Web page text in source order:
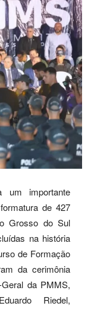
um importante
de 427
Grosso do Sul
na história
de Formação
da cerimônia
da PMMS,
Riedel,